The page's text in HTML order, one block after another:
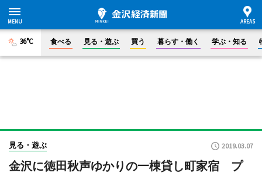
36°C 食べる 見る・遊ぶ 買う 暮らす・働く 学ぶ・知る
見る・遊ぶ 2019.03.07
金沢に徳田秋声ゆかりの一棟貸し町家宿 プ